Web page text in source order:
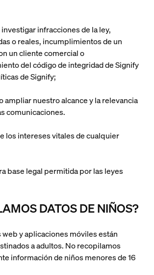
infracciones de la ley,
o reales, incumplimientos de un
un cliente comercial o
del código de integridad de Signify
de Signify;
ampliar nuestro alcance y la relevancia
comunicaciones.
los intereses vitales de cualquier
base legal permitida por las leyes
DATOS DE NIÑOS?
y aplicaciones móviles están
a adultos. No recopilamos
información de niños menores de 16